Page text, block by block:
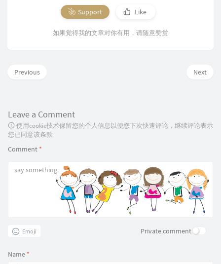
Support Like
如果觉得我的文章对你有用，请随意赞赏
Next
Previous
Leave a Comment
使用cookie技术保留您的个人信息以便您下次快速评论，继续评论表示
您已同意该条款
Comment *
Emoji Private comment
Name *